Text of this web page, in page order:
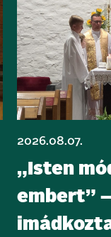
2026.08.07.
„Isten
embert”